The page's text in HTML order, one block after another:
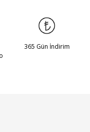
365 Gün İndirim